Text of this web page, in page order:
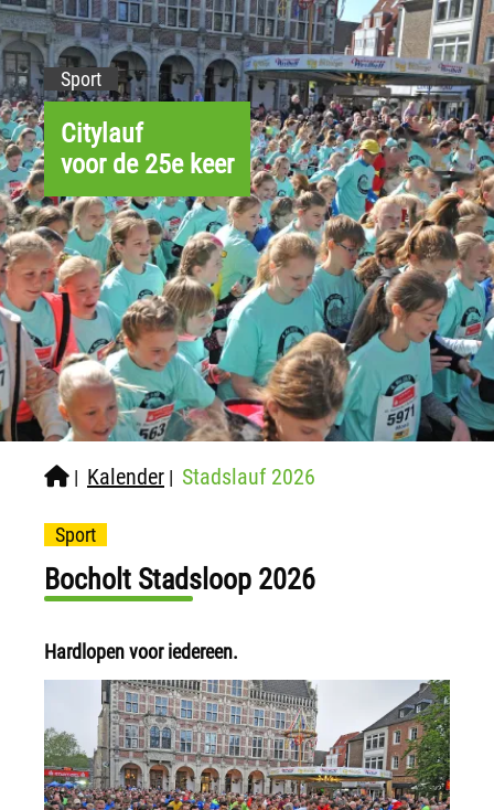
Sport
Citylauf
voor de 25e keer
| Kalender | Stadslauf 2026
Sport
Bocholt Stadsloop 2026
Hardlopen voor iedereen.